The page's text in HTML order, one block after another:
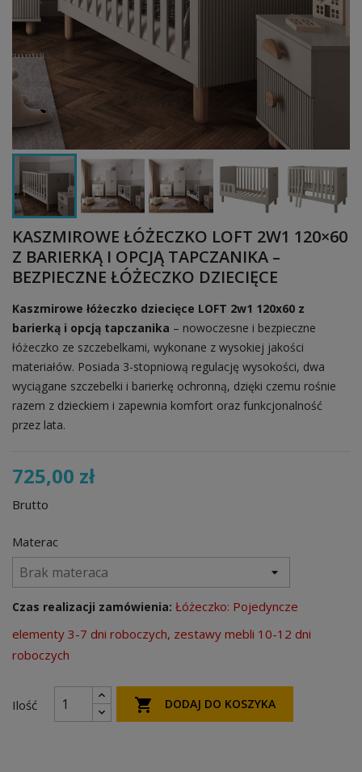
KASZMIROWE ŁÓŻECZKO LOFT 2W1 120×60
Z BARIERKĄ I OPCJĄ TAPCZANIKA –
BEZPIECZNE ŁÓŻECZKO DZIECIĘCE
Kaszmirowe łóżeczko dziecięce LOFT 2w1 120x60 z
barierką i opcją tapczanika – nowoczesne i bezpieczne
łóżeczko ze szczebelkami, wykonane z wysokiej jakości
materiałów. Posiada 3-stopniową regulację wysokości, dwa
wyciągane szczebelki i barierkę ochronną, dzięki czemu rośnie
razem z dzieckiem i zapewnia komfort oraz funkcjonalność
przez lata.
725,00 zł
Brutto
Materac
Czas realizacji zamówienia: Łóżeczko: Pojedyncze
elementy 3-7 dni roboczych, zestawy mebli 10-12 dni
roboczych
Ilość  DODAJ DO KOSZYKA